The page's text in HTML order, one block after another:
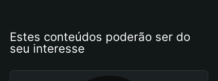
Estes conteúdos poderão ser do
seu interesse